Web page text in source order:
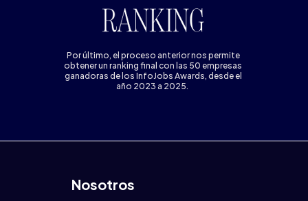
Nosotros
Por último, el proceso anterior nos permite
obtener un ranking final con las 50 empresas
ganadoras de los InfoJobs Awards, desde el
año 2023 a 2025.